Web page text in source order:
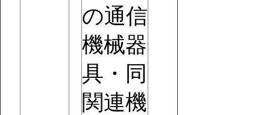
の通信
機械器
具・同
関連機